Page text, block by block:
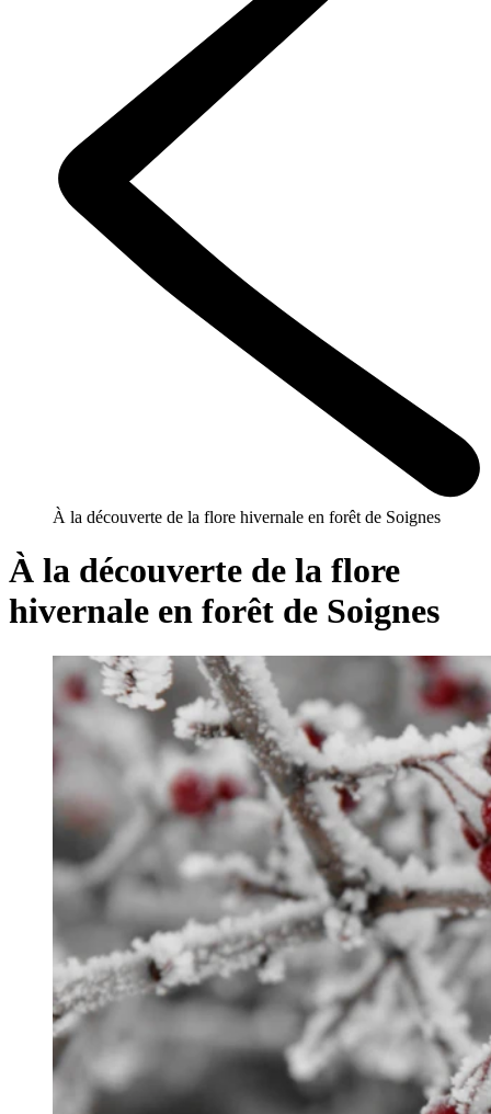
À la découverte de la flore hivernale en forêt de Soignes
À la découverte de la flore
hivernale en forêt de Soignes